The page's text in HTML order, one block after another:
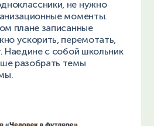
не нужно
моменты.
плане записанные
ускорить, перемотать,
Наедине с собой школьник
разобрать темы